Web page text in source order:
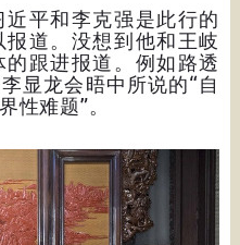
平和李克强是此行的
道。没想到他和王岐
跟进报道。例如路透
显龙会晤中所说的“自
性难题”。